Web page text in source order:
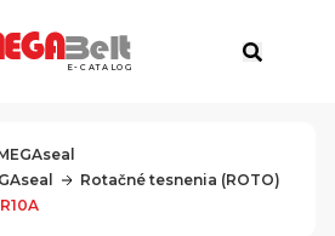
E-CATALOG
Rotačné tesnenia (ROTO)